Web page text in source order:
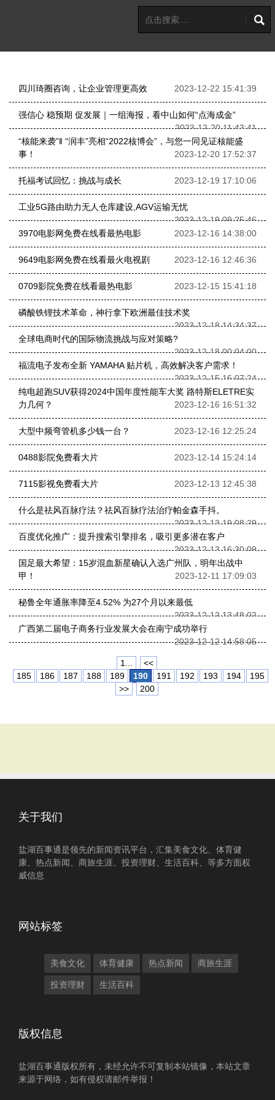
四川琦圈咨询，让企业管理更高效 2023-12-22 15:41:39
强信心 稳预期 促发展｜一组海报，看中山如何“点海成金”
2023-12-20 11:43:41
“核能来袭”‖ “润丰”亮相“2022核博会”，与您一同见证核能盛
事！
2023-12-20 17:52:37
托福考试回忆：挑战与成长 2023-12-19 17:10:06
工业5G路由助力无人仓库建设,AGV运输无忧
2023-12-19 09:25:46
3970电影网免费在线看最热电影
2023-12-16 14:38:00
9649电影网免费在线看最火电视剧 2023-12-16 12:46:36
0709影院免费在线看最热电影 2023-12-15 15:41:18
磷酸铁锂技术革命，神行拿下欧洲最佳技术奖
2023-12-18 14:34:37
全球电商时代的国际物流挑战与应对策略?
2023-12-18 00:04:00
福流电子发布全新 YAMAHA 贴片机，高效解决客户需求！
2023-12-15 16:07:24
纯电超跑SUV获得2024中国年度性能车大奖 路特斯ELETRE实
力几何？
2023-12-16 16:51:32
大型中频弯管机多少钱一台？ 2023-12-16 12:25:24
0488影院免费看大片 2023-12-14 15:24:14
7115影视免费看大片 2023-12-13 12:45:38
什么是祛风百脉疗法？祛风百脉疗法治疗帕金森手抖。
2023-12-13 19:08:29
百度优化推广：提升搜索引擎排名，吸引更多潜在客户
2023-12-13 16:30:09
国足最大希望：15岁混血新星确认入选广州队，明年出战中
甲！
2023-12-11 17:09:03
秘鲁全年通胀率降至4.52% 为27个月以来最低
2023-12-12 13:48:02
广西第二届电子商务行业发展大会在南宁成功举行
2023-12-12 14:58:05
1...
<<
185
186 187 188 189 190 191 192 193 194
195
>>
200
关于我们
盐湖百事通是领先的新闻资讯平台，汇集美食文化、体育健
康、热点新闻、商旅生涯、投资理财、生活百科、等多方面权
威信息
网站标签
美食文化 体育健康 热点新闻 商旅生涯
投资理财 生活百科
版权信息
盐湖百事通版权所有，未经允许不可复制本站镜像，本站文章
来源于网络，如有侵权请邮件举报！